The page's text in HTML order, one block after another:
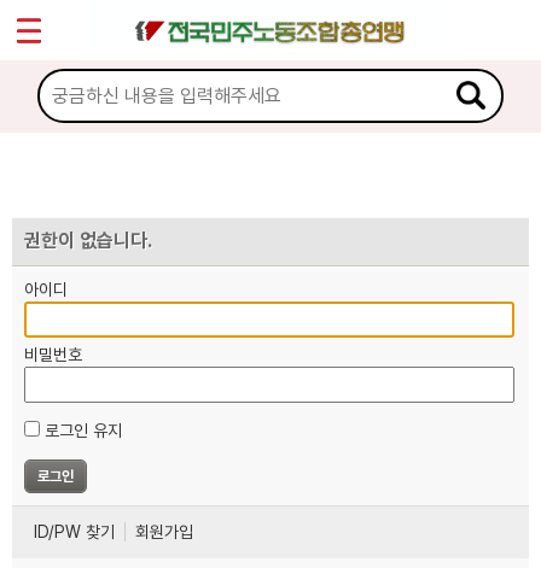
권한이 없습니다.
아이디
비밀번호
로그인 유지
ID/PW 찾기 회원가입
마이페이지
소개
노동상담
자료
부설기관
업무